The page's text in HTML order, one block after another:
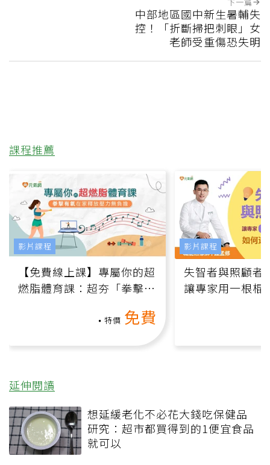
中部地區國中新生暑輔失
控！「折斷掃把刺眼」女
老師受重傷恐失明
課程推薦
【免費線上課】專屬你的超
燃脂體育課：超夯「拳擊有
特價 免費
影片課程
失智者與照顧者
讓專家用一根棍
影片課程
延伸閱讀
想延緩老化不必花大錢吃保健品
研究：超市都買得到的1便宜食品
就可以